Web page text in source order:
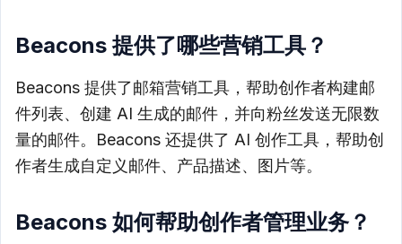
Beacons 提供了哪些营销工具？
Beacons 提供了邮箱营销工具，帮助创作者构建邮
件列表、创建 AI 生成的邮件，并向粉丝发送无限数
量的邮件。Beacons 还提供了 AI 创作工具，帮助创
作者生成自定义邮件、产品描述、图片等。
Beacons 如何帮助创作者管理业务？